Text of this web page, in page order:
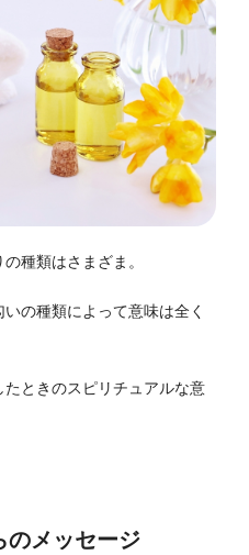
種類はさまざま。
の種類によって意味は全く
ときのスピリチュアルな意
のメッセージ